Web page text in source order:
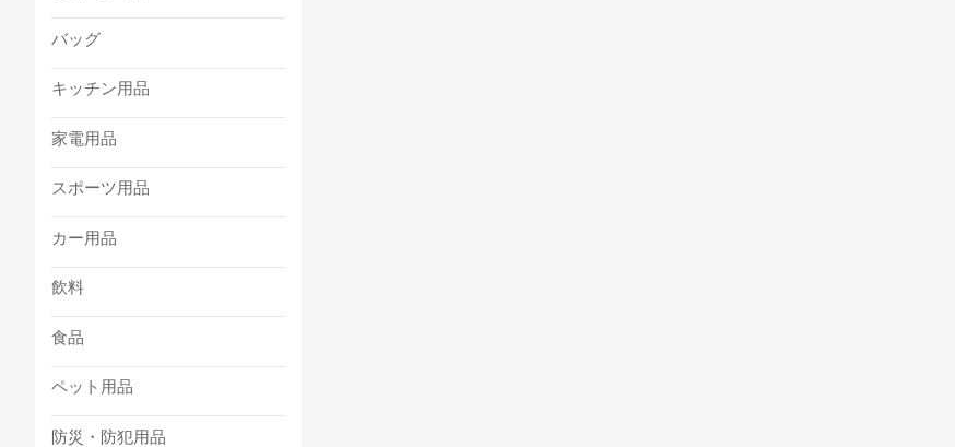
バッグ
キッチン用品
家電用品
スポーツ用品
カー用品
飲料
食品
ペット用品
防災・防犯用品